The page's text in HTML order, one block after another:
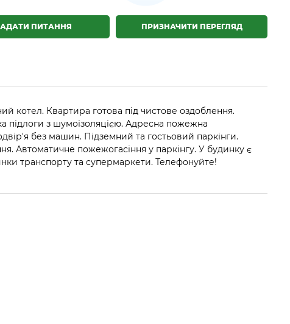
ПРИЗНАЧИТИ ПЕРЕГЛЯД
ПИТАННЯ
котел. Квартира готова під чистове оздоблення.
підлоги з шумоізоляцією. Адресна пожежна
без машин. Підземний та гостьовий паркінги.
Автоматичне пожежогасіння у паркінгу. У будинку є
транспорту та супермаркети. Телефонуйте!